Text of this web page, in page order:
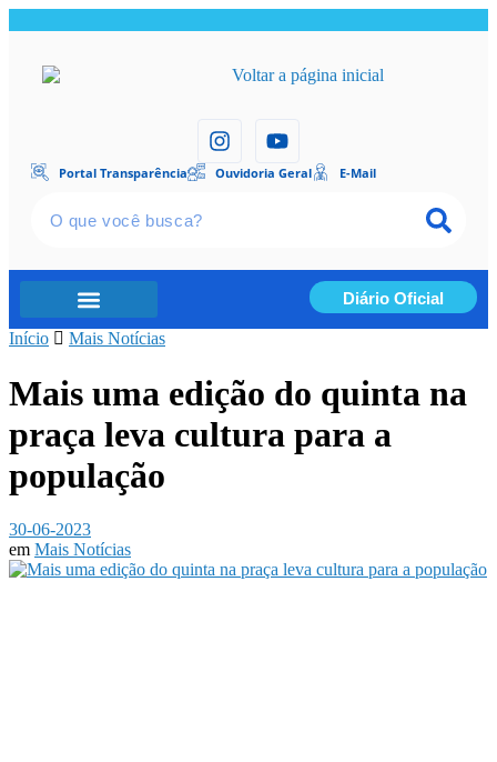
Portal Transparência Ouvidoria Geral E-Mail
Diário Oficial
Início Mais Notícias
Mais uma edição do quinta na
praça leva cultura para a
população
30-06-2023
em Mais Notícias